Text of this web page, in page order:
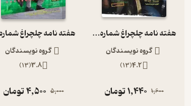
هفته نامه چلچراغ شماره 700
گروه نویسندگان
4.2
(
13
)
1,600
1,440تومان
گروه نویسندگان
3.8
(
13
)
5,000
4,500تومان